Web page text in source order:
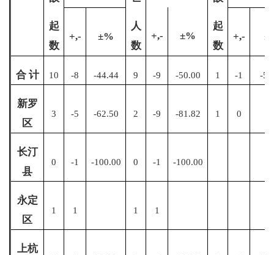
起
数
人
数
起
数
+,- ±% +,- ±% +,-
合 计 10 -8 -44.44 9 -9 -50.00 1 -1 -
新罗
区
3 -5 -62.50 2 -9 -81.82 1 0
长汀
县
0 -1 -100.00 0 -1 -100.00
永定
区
1 1 1 1
上杭